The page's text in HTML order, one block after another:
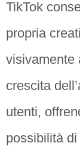
TikTok
propria
visivamente
crescita
utenti,
possibilità